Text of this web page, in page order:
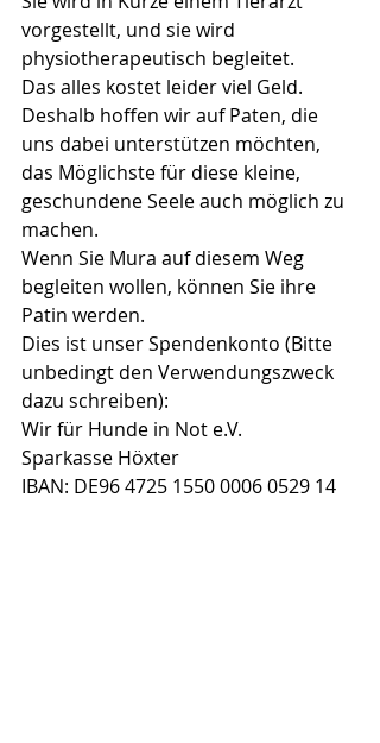
vorgestellt, und sie wird
physiotherapeutisch begleitet.
Das alles kostet leider viel Geld.
Deshalb hoffen wir auf Paten, die
uns dabei unterstützen möchten,
das Möglichste für diese kleine,
geschundene Seele auch möglich zu
machen.
Wenn Sie Mura auf diesem Weg
begleiten wollen, können Sie ihre
Patin werden.
Dies ist unser Spendenkonto (Bitte
unbedingt den Verwendungszweck
dazu schreiben):
Wir für Hunde in Not e.V.
Sparkasse Höxter
IBAN: DE96 4725 1550 0006 0529 14